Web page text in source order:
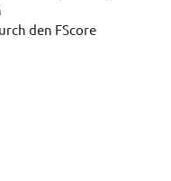
den FScore